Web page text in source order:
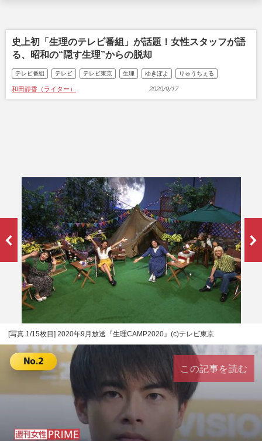
史上初「生理のテレビ番組」が話題！女性スタッフが語
る、昭和の“隠す生理”からの脱却
テレビ番組 テレビ テレビ東京 生理 ゆきぽよ りゅうちぇる
和田靜香（ライター） 2020/9/17
[写真 1/15枚目] 2020年9月放送『生理CAMP2020』(c)テレビ東京
この記事を読む